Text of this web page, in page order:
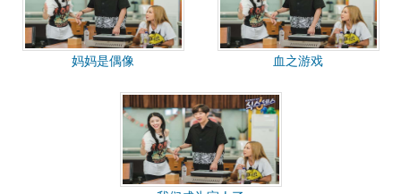
妈妈是偶像 血之游戏